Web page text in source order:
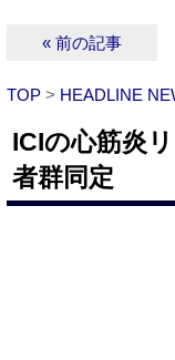
« 前の記事
TOP > HEADLINE
ICIの心筋炎
者群同定